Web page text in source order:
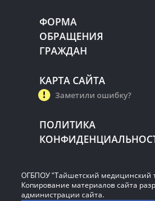
ФОРМА
ОБРАЩЕНИЯ
ГРАЖДАН
КАРТА САЙТА
Заметили ошибку?
ПОЛИТИКА
ОГБПОУ "Тайшетский медицинский
Копирование материалов сайта
администрации сайта.